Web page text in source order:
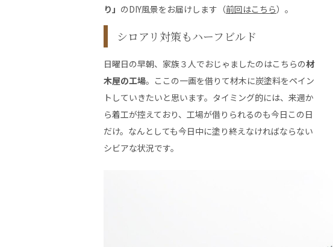
り」 のDIY風景をお届けします（前回はこちら）。
シロアリ対策もハーフビルド
日曜日の早朝、家族３人でおじゃましたのはこちらの材
木屋の工場。ここの一画を借りて材木に炭塗料をペイン
トしていきたいと思います。タイミング的には、来週か
ら着工が控えており、工場が借りられるのも今日この日
だけ。なんとしても今日中に塗り終えなければならない
シビアな状況です。